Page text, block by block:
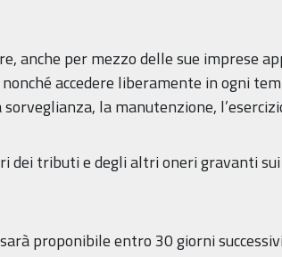
anche per mezzo delle sue imprese
accedere liberamente in ogni
la manutenzione,
dei tributi e degli altri oneri gravanti
proponibile entro 30 giorni